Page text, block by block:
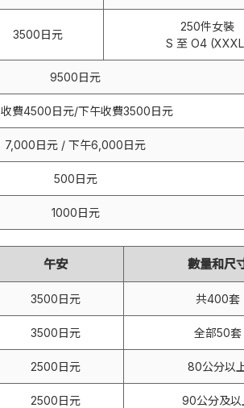
3500日元
250件女裝
S 至 O4
9500日元
費4500日元/下午收費3500日元
7,000日元 / 下午6,000日元
500日元
1000日元
午安 數量和尺
3500日元 共400套
3500日元 全部50套
2500日元 80公分以
2500日元 90公分及以